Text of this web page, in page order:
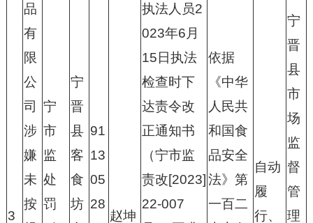
3
品
有
限
公
司
涉
嫌
未
按
宁
市
监
处
罚
宁
晋
县
客
食
坊
91
13
05
28
赵坤
执法人员2
023年6月
15日执法
检查时下
达责令改
正通知书
（宁市监
责改[2023]
22-007
依据
《中华
人民共
和国食
品安全
法》第
一百二
自动
履
行、
宁
晋
县
市
场
监
督
管
理